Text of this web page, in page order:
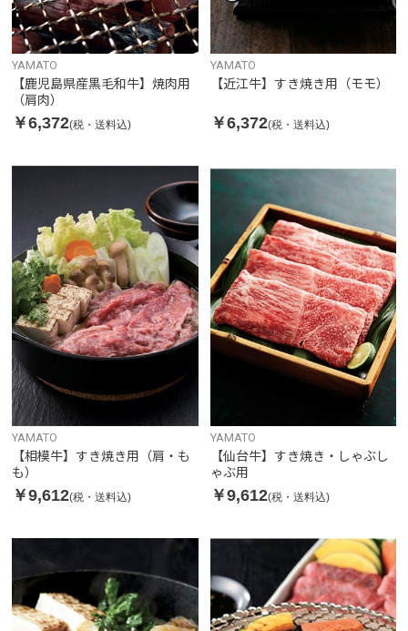
YAMATO
【鹿児島県産黒毛和牛】焼肉用
（肩肉）
￥6,372(税・送料込)
YAMATO
【近江牛】すき焼き用（モモ）
￥6,372(税・送料込)
YAMATO
【相模牛】すき焼き用（肩・も
も）
￥9,612(税・送料込)
YAMATO
【仙台牛】すき焼き・しゃぶし
ゃぶ用
￥9,612(税・送料込)